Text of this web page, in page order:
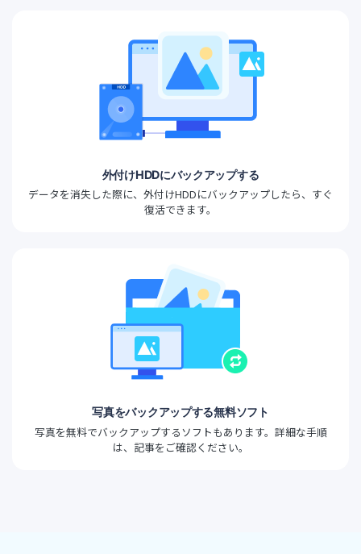
外付けHDDにバックアップする
データを消失した際に、外付けHDDにバックアップしたら、すぐ
復活できます。
写真をバックアップする無料ソフト
写真を無料でバックアップするソフトもあります。詳細な手順
は、記事をご確認ください。